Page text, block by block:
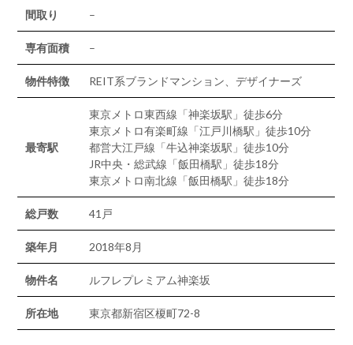
間取り –
専有面積 –
物件特徴 REIT系ブランドマンション、デザイナーズ
最寄駅
東京メトロ東西線「神楽坂駅」徒歩6分
東京メトロ有楽町線「江戸川橋駅」徒歩10分
都営大江戸線「牛込神楽坂駅」徒歩10分
JR中央・総武線「飯田橋駅」徒歩18分
東京メトロ南北線「飯田橋駅」徒歩18分
総戸数 41戸
築年月 2018年8月
物件名 ルフレプレミアム神楽坂
所在地 東京都新宿区榎町72-8